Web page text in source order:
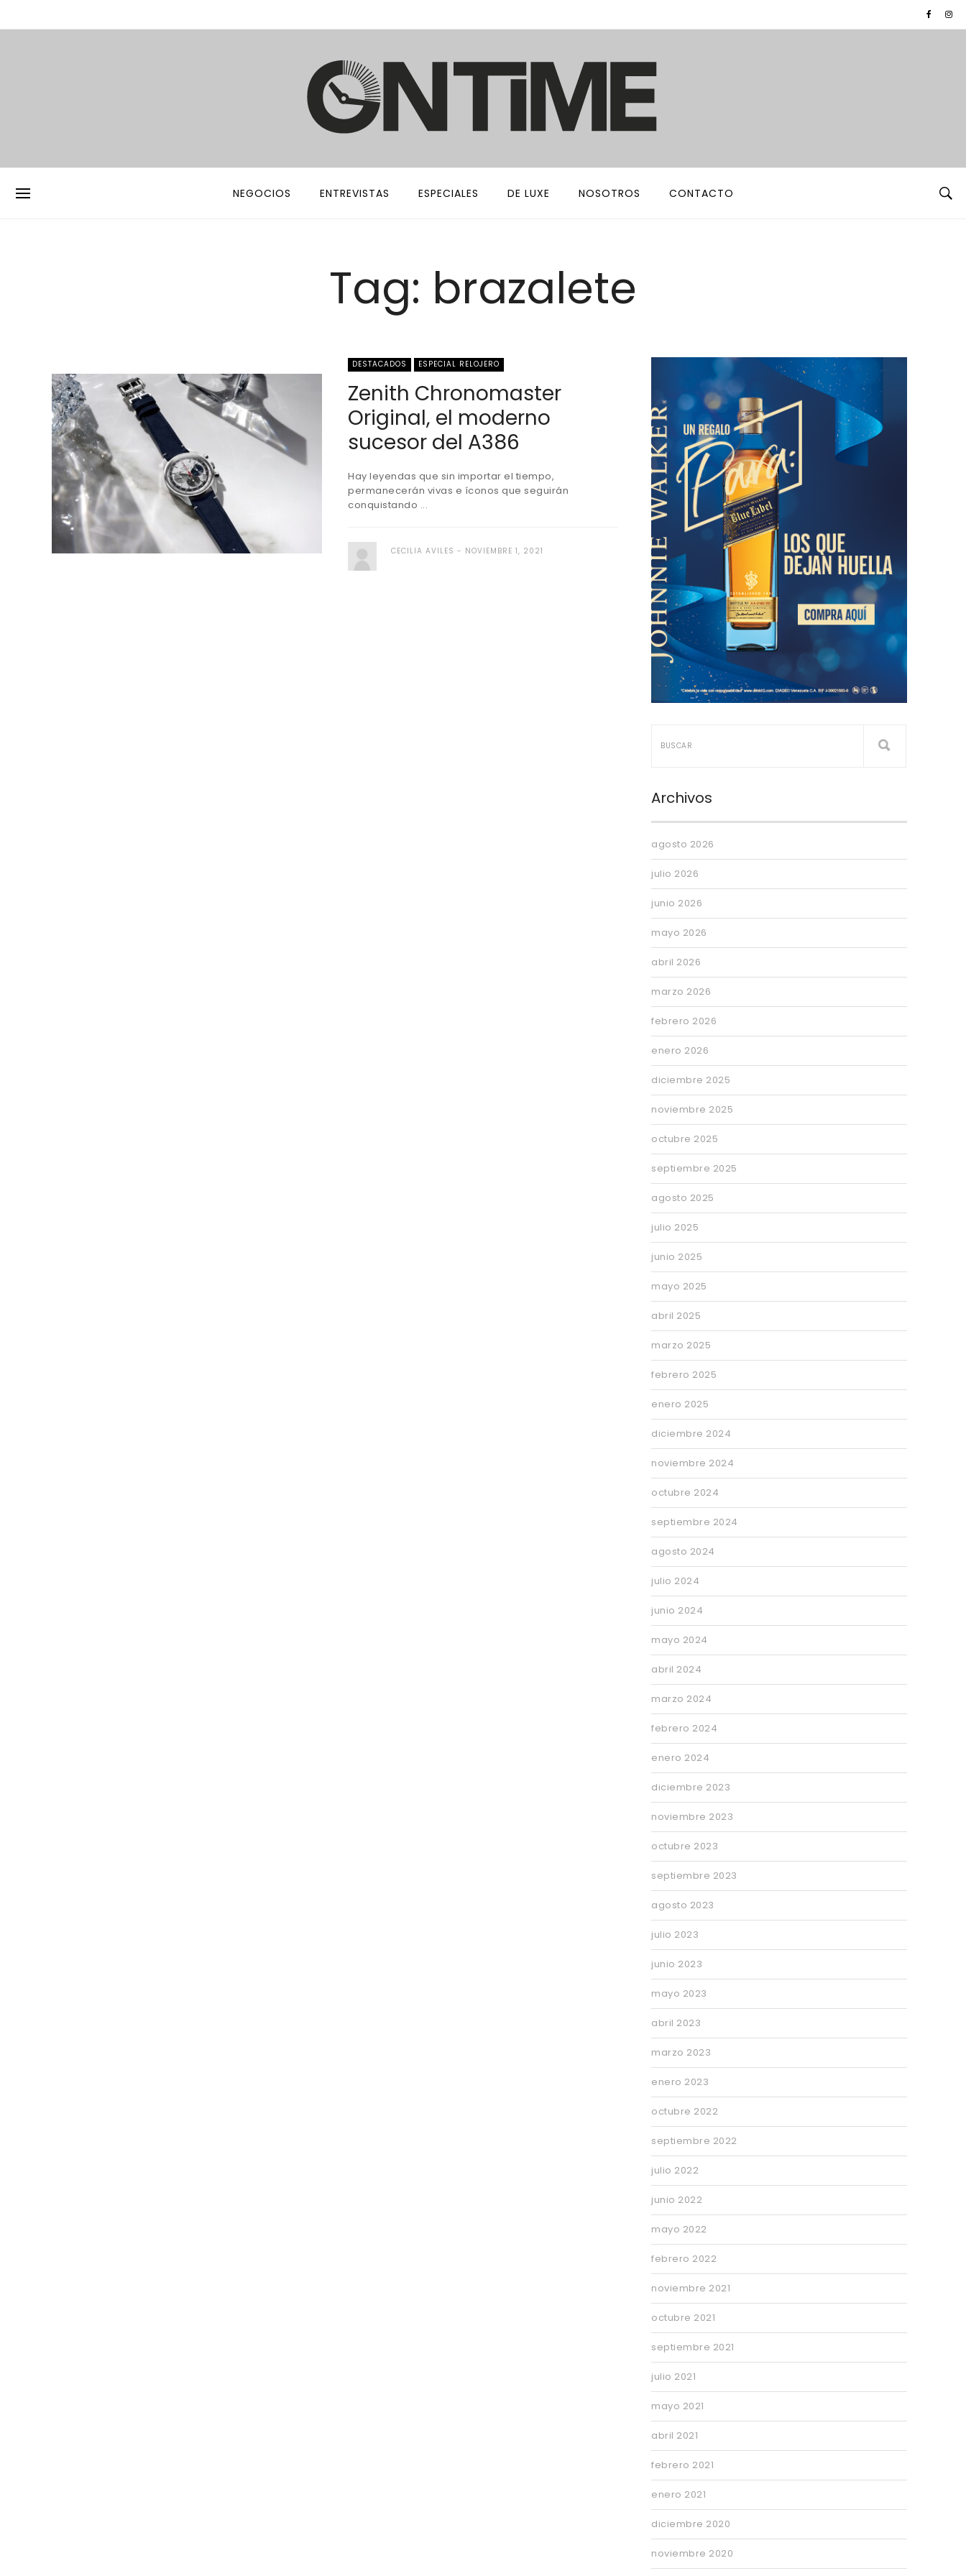
NEGOCIOS ENTREVISTAS ESPECIALES DE LUXE NOSOTROS CONTACTO
Tag: brazalete
DESTACADOS ESPECIAL RELOJERO
Zenith Chronomaster
Original, el moderno
sucesor del A386
Hay leyendas que sin importar el tiempo,
permanecerán vivas e íconos que seguirán
conquistando ...
CECILIA AVILES NOVIEMBRE 1, 2021
Archivos
agosto 2026
julio 2026
junio 2026
mayo 2026
abril 2026
marzo 2026
febrero 2026
enero 2026
diciembre 2025
noviembre 2025
octubre 2025
septiembre 2025
agosto 2025
julio 2025
junio 2025
mayo 2025
abril 2025
marzo 2025
febrero 2025
enero 2025
diciembre 2024
noviembre 2024
octubre 2024
septiembre 2024
agosto 2024
julio 2024
junio 2024
mayo 2024
abril 2024
marzo 2024
febrero 2024
enero 2024
diciembre 2023
noviembre 2023
octubre 2023
septiembre 2023
agosto 2023
julio 2023
junio 2023
mayo 2023
abril 2023
marzo 2023
enero 2023
octubre 2022
septiembre 2022
julio 2022
junio 2022
mayo 2022
febrero 2022
noviembre 2021
octubre 2021
septiembre 2021
julio 2021
mayo 2021
abril 2021
febrero 2021
enero 2021
diciembre 2020
noviembre 2020